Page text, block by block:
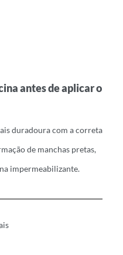
antes de aplicar o
duradoura com a correta
de manchas pretas,
impermeabilizante.